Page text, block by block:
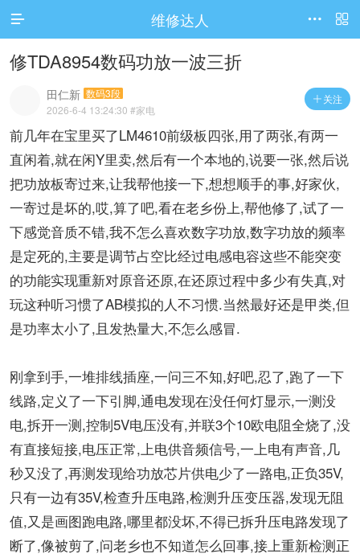
访问电脑版
 维修达人 

修TDA8954数码功放一波三折
 关注
田仁新 数码3段
2026-6-4 13:24:30 #家电
前几年在宝里买了LM4610前级板四张,用了两张,有两一
直闲着,就在闲Y里卖,然后有一个本地的,说要一张,然后说
把功放板寄过来,让我帮他接一下,想想顺手的事,好家伙,
一寄过是坏的,哎,算了吧,看在老乡份上,帮他修了,试了一
下感觉音质不错,我不怎么喜欢数字功放,数字功放的频率
是定死的,主要是调节占空比经过电感电容这些不能突变
的功能实现重新对原音还原,在还原过程中多少有失真,对
玩这种听习惯了AB模拟的人不习惯.当然最好还是甲类,但
是功率太小了,且发热量大,不怎么感冒.
刚拿到手,一堆排线插座,一问三不知,好吧,忍了,跑了一下
线路,定义了一下引脚,通电发现在没任何灯显示,一测没
电,拆开一测,控制5V电压没有,并联3个10欧电阻全烧了,没
有直接短接,电压正常,上电供音频信号,一上电有声音,几
秒又没了,再测发现给功放芯片供电少了一路电,正负35V,
只有一边有35V,检查升压电路,检测升压变压器,发现无阻
值,又是画图跑电路,哪里都没坏,不得已拆升压电路发现了
断了,像被剪了,问老乡也不知道怎么回事,接上重新检测正